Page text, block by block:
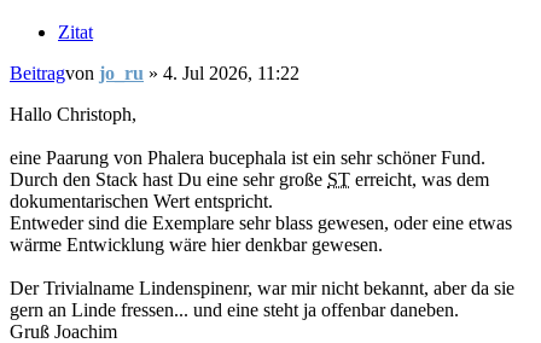
Zitat
Beitragvon jo_ru » 4. Jul 2026, 11:22
Hallo Christoph,
eine Paarung von Phalera bucephala ist ein sehr schöner Fund.
Durch den Stack hast Du eine sehr große ST erreicht, was dem
dokumentarischen Wert entspricht.
Entweder sind die Exemplare sehr blass gewesen, oder eine etwas
wärme Entwicklung wäre hier denkbar gewesen.
Der Trivialname Lindenspinenr, war mir nicht bekannt, aber da sie
gern an Linde fressen... und eine steht ja offenbar daneben.
Gruß Joachim